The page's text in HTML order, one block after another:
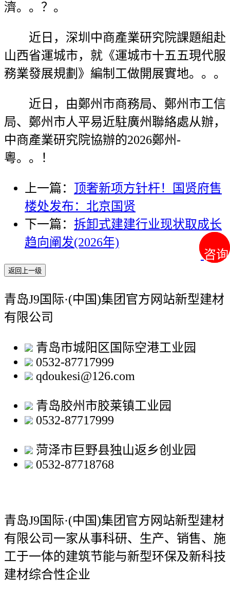
咨询
咨询
濟。。？。
近日，深圳中商產業研究院課題組赴
山西省運城市，就《運城市十五五現代服
務業發展規劃》編制工做開展實地。。。
近日，由鄭州市商務局、鄭州市工信
局、鄭州市人平易近駐廣州聯絡處从辦，
中商產業研究院協辦的2026鄭州-
粵。。！
上一篇： 顶奢新项方针杆！国贤府售
楼处发布：北京国贤
下一篇： 拆卸式建建行业现状取成长
趋向阐发(2026年)
返回上一级
青岛J9国际·(中国)集团官方网站新型建材
有限公司
青岛市城阳区国际空港工业园
0532-87717999
qdoukesi@126.com
青岛胶州市胶莱镇工业园
0532-87717999
菏泽市巨野县独山返乡创业园
0532-87718768
青岛J9国际·(中国)集团官方网站新型建材
有限公司一家从事科研、生产、销售、施
工于一体的建筑节能与新型环保及新科技
建材综合性企业